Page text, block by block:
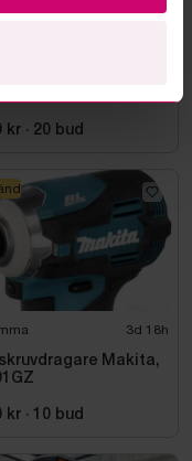
kr · 20 bud
3d 18h
Makita,
kr · 10 bud